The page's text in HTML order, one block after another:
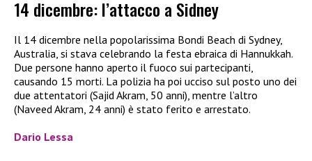
14 dicembre: l’attacco a Sidney
Il 14 dicembre nella popolarissima Bondi Beach di Sydney,
Australia, si stava celebrando la festa ebraica di Hannukkah.
Due persone hanno aperto il fuoco sui partecipanti,
causando 15 morti. La polizia ha poi ucciso sul posto uno dei
due attentatori (Sajid Akram, 50 anni), mentre l’altro
(Naveed Akram, 24 anni) è stato ferito e arrestato.
Dario Lessa